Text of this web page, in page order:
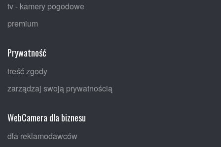
tv - kamery pogodowe
premium
Prywatność
treść zgody
zarządzaj swoją prywatnością
WebCamera dla biznesu
dla reklamodawców